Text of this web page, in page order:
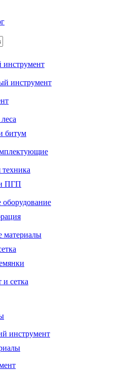
инструмент
битум
ПГП
оборудование
материалы
сетка
инструмент